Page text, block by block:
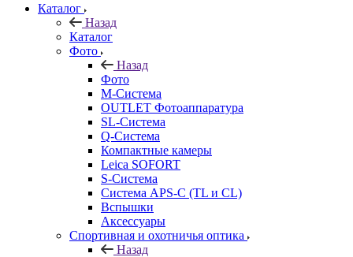
Каталог
Назад
Каталог
Фото
Назад
Фото
M-Система
OUTLET Фотоаппаратура
SL-Система
Q-Cистема
Компактные камеры
Leica SOFORT
S-Система
Система APS-C (TL и CL)
Вспышки
Аксессуары
Спортивная и охотничья оптика
Назад